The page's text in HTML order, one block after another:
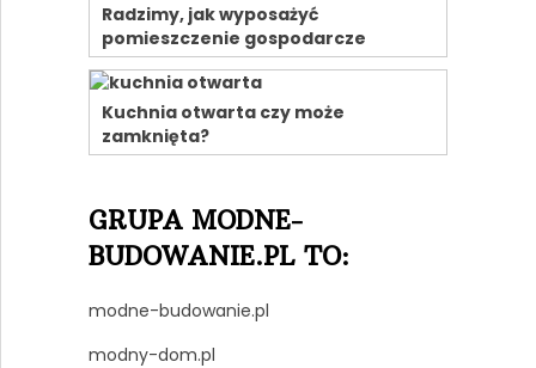
Radzimy, jak wyposażyć
pomieszczenie gospodarcze
Kuchnia otwarta czy może
zamknięta?
GRUPA MODNE-
BUDOWANIE.PL TO:
modne-budowanie.pl
modny-dom.pl